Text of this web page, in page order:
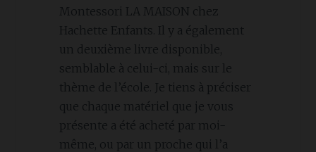
Montessori LA MAISON chez
Hachette Enfants. Il y a également
un deuxième livre disponible,
semblable à celui-ci, mais sur le
thème de l’école. Je tiens à préciser
que chaque matériel que je vous
présente a été acheté par moi-
même, ou par un proche qui l’a